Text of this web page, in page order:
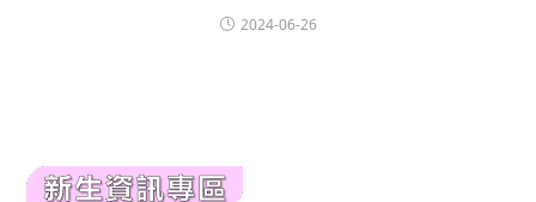
2024-06-26